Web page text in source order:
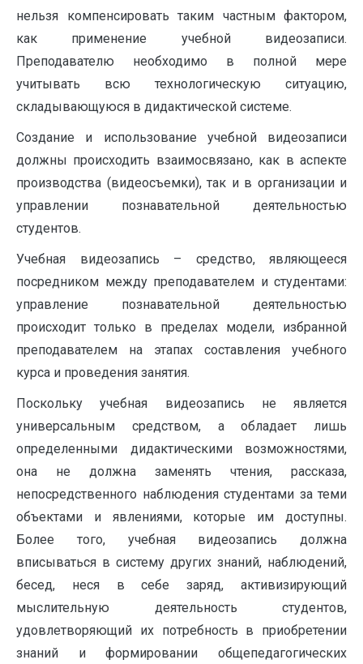
нельзя компенсировать таким частным фактором,
как применение учебной видеозаписи.
Преподавателю необходимо в полной мере
учитывать всю технологическую ситуацию,
складывающуюся в дидактической системе.
Создание и использование учебной видеозаписи
должны происходить взаимосвязано, как в аспекте
производства (видеосъемки), так и в организации и
управлении познавательной деятельностью
студентов.
Учебная видеозапись – средство, являющееся
посредником между преподавателем и студентами:
управление познавательной деятельностью
происходит только в пределах модели, избранной
преподавателем на этапах составления учебного
курса и проведения занятия.
Поскольку учебная видеозапись не является
универсальным средством, а обладает лишь
определенными дидактическими возможностями,
она не должна заменять чтения, рассказа,
непосредственного наблюдения студентами за теми
объектами и явлениями, которые им доступны.
Более того, учебная видеозапись должна
вписываться в систему других знаний, наблюдений,
бесед, неся в себе заряд, активизирующий
мыслительную деятельность студентов,
удовлетворяющий их потребность в приобретении
знаний и формировании общепедагогических